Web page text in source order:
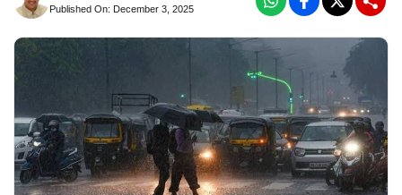
Published On: December 3, 2025